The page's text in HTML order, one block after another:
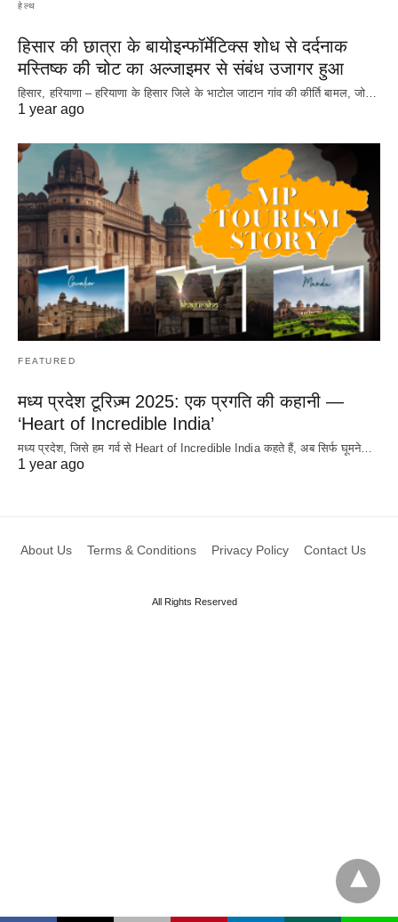
हेल्थ
हिसार की छात्रा के बायोइन्फॉर्मेटिक्स शोध से दर्दनाक
मस्तिष्क की चोट का अल्जाइमर से संबंध उजागर हुआ
हिसार, हरियाणा – हरियाणा के हिसार जिले के भाटोल जाटान गांव की कीर्ति बामल, जो…
1 year ago
FEATURED
मध्य प्रदेश टूरिज़्म 2025: एक प्रगति की कहानी —
‘Heart of Incredible India’
मध्य प्रदेश, जिसे हम गर्व से Heart of Incredible India कहते हैं, अब सिर्फ घूमने…
1 year ago
About Us Terms & Conditions Privacy Policy Contact Us
All Rights Reserved